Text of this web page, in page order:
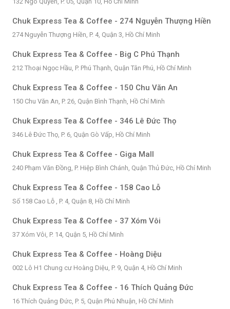
Chuk Express Tea & Coffee - 274 Nguyễn Thượng Hiền
274 Nguyễn Thượng Hiền, P. 4, Quận 3, Hồ Chí Minh
Chuk Express Tea & Coffee - Big C Phú Thạnh
212 Thoại Ngọc Hầu, P. Phú Thạnh, Quận Tân Phú, Hồ Chí Minh
Chuk Express Tea & Coffee - 150 Chu Văn An
150 Chu Văn An, P. 26, Quận Bình Thạnh, Hồ Chí Minh
Chuk Express Tea & Coffee - 346 Lê Đức Thọ
346 Lê Đức Thọ, P. 6, Quận Gò Vấp, Hồ Chí Minh
Chuk Express Tea & Coffee - Giga Mall
240 Phạm Văn Đồng, P. Hiệp Bình Chánh, Quận Thủ Đức, Hồ Chí Minh
Chuk Express Tea & Coffee - 158 Cao Lỗ
Số 158 Cao Lỗ , P. 4, Quận 8, Hồ Chí Minh
Chuk Express Tea & Coffee - 37 Xóm Vôi
37 Xóm Vôi, P. 14, Quận 5, Hồ Chí Minh
Chuk Express Tea & Coffee - Hoàng Diệu
002 Lô H1 Chung cư Hoàng Diệu, P. 9, Quận 4, Hồ Chí Minh
Chuk Express Tea & Coffee - 16 Thích Quảng Đức
16 Thích Quảng Đức, P. 5, Quận Phú Nhuận, Hồ Chí Minh